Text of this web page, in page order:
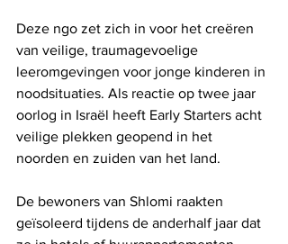
Deze ngo zet zich in voor het creëren
van veilige, traumagevoelige
leeromgevingen voor jonge kinderen in
noodsituaties. Als reactie op twee jaar
oorlog in Israël heeft Early Starters acht
veilige plekken geopend in het
noorden en zuiden van het land.
De bewoners van Shlomi raakten
geïsoleerd tijdens de anderhalf jaar dat